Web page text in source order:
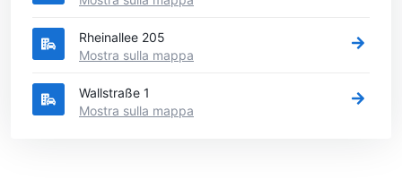
Rheinallee 205
Mostra sulla mappa
Wallstraße 1
Mostra sulla mappa